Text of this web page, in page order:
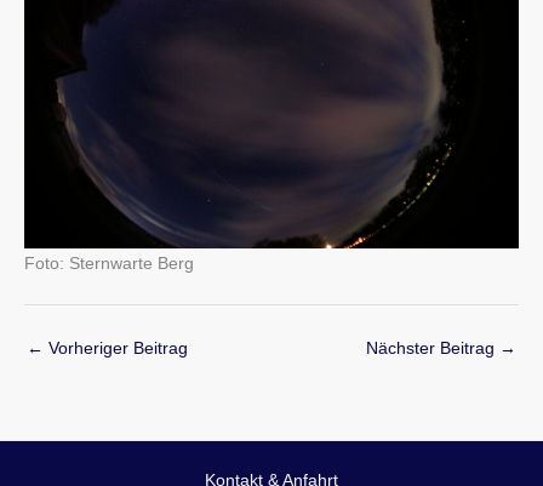
Foto: Sternwarte Berg
← Vorheriger Beitrag Nächster Beitrag →
Kontakt & Anfahrt